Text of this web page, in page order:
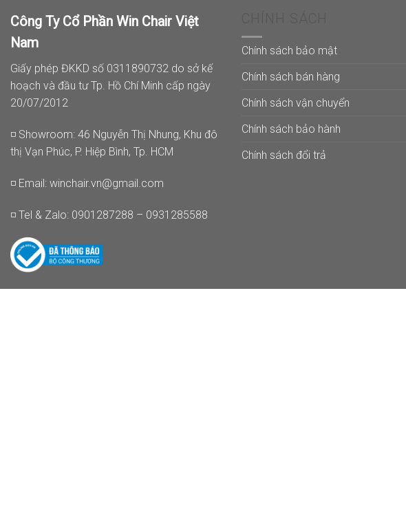
Công Ty Cổ Phần Win Chair Việt
Nam
Giấy phép ĐKKD số 0311890732 do sở kế
hoạch và đầu tư Tp. Hồ Chí Minh cấp ngày
20/07/2012
◽ Showroom: 46 Nguyễn Thị Nhung, Khu đô
thị Vạn Phúc, P. Hiệp Bình, Tp. HCM
◽ Email: winchair.vn@gmail.com
◽ Tel & Zalo: 0901287288 – 0931285588
Chính sách bảo mật
Chính sách bán hàng
Chính sách vận chuyển
Chính sách bảo hành
Chính sách đổi trả